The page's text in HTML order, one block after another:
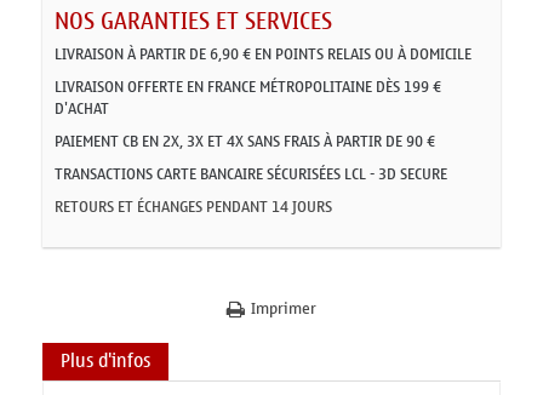
NOS GARANTIES ET SERVICES
LIVRAISON À PARTIR DE 6,90 € EN POINTS RELAIS OU À DOMICILE
LIVRAISON OFFERTE EN FRANCE MÉTROPOLITAINE DÈS 199 €
D'ACHAT
PAIEMENT CB EN 2X, 3X ET 4X SANS FRAIS À PARTIR DE 90 €
TRANSACTIONS CARTE BANCAIRE SÉCURISÉES LCL - 3D SECURE
RETOURS ET ÉCHANGES PENDANT 14 JOURS
Imprimer
Plus d'infos